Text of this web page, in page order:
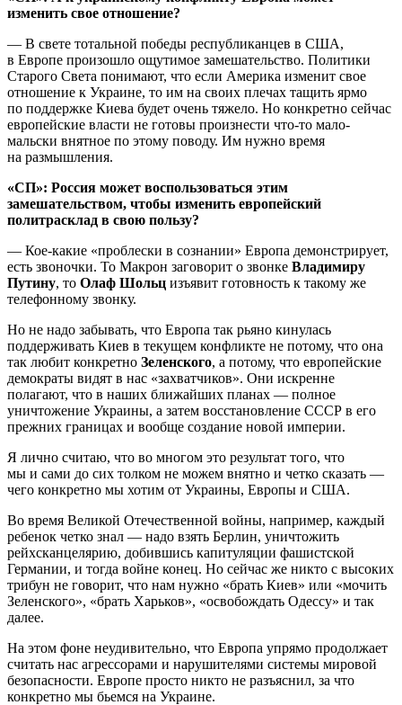
изменить свое отношение?
— В свете тотальной победы республиканцев в США,
в Европе произошло ощутимое замешательство. Политики
Старого Света понимают, что если Америка изменит свое
отношение к Украине, то им на своих плечах тащить ярмо
по поддержке Киева будет очень тяжело. Но конкретно сейчас
европейские власти не готовы произнести что-то мало-
мальски внятное по этому поводу. Им нужно время
на размышления.
«СП»: Россия может воспользоваться этим
замешательством, чтобы изменить европейский
политрасклад в свою пользу?
— Кое-какие «проблески в сознании» Европа демонстрирует,
есть звоночки. То Макрон заговорит о звонке Владимиру
Путину, то Олаф Шольц изъявит готовность к такому же
телефонному звонку.
Но не надо забывать, что Европа так рьяно кинулась
поддерживать Киев в текущем конфликте не потому, что она
так любит конкретно Зеленского, а потому, что европейские
демократы видят в нас «захватчиков». Они искренне
полагают, что в наших ближайших планах — полное
уничтожение Украины, а затем восстановление СССР в его
прежних границах и вообще создание новой империи.
Я лично считаю, что во многом это результат того, что
мы и сами до сих толком не можем внятно и четко сказать —
чего конкретно мы хотим от Украины, Европы и США.
Во время Великой Отечественной войны, например, каждый
ребенок четко знал — надо взять Берлин, уничтожить
рейхсканцелярию, добившись капитуляции фашистской
Германии, и тогда войне конец. Но сейчас же никто с высоких
трибун не говорит, что нам нужно «брать Киев» или «мочить
Зеленского», «брать Харьков», «освобождать Одессу» и так
далее.
На этом фоне неудивительно, что Европа упрямо продолжает
считать нас агрессорами и нарушителями системы мировой
безопасности. Европе просто никто не разъяснил, за что
конкретно мы бьемся на Украине.